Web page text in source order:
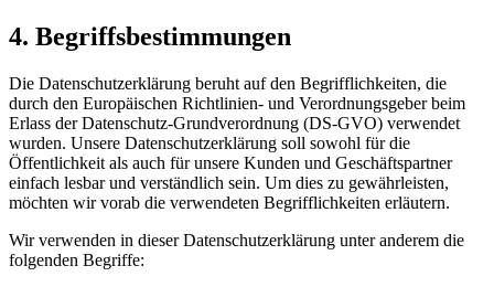
4. Begriffsbestimmungen
Die Datenschutzerklärung beruht auf den Begrifflichkeiten, die
durch den Europäischen Richtlinien- und Verordnungsgeber beim
Erlass der Datenschutz-Grundverordnung (DS-GVO) verwendet
wurden. Unsere Datenschutzerklärung soll sowohl für die
Öffentlichkeit als auch für unsere Kunden und Geschäftspartner
einfach lesbar und verständlich sein. Um dies zu gewährleisten,
möchten wir vorab die verwendeten Begrifflichkeiten erläutern.
Wir verwenden in dieser Datenschutzerklärung unter anderem die
folgenden Begriffe: